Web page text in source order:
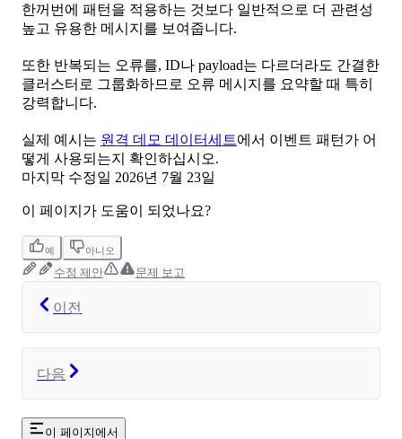
한꺼번에 패턴을 적용하는 것보다 일반적으로 더 관련성
높고 유용한 메시지를 보여줍니다.
또한 반복되는 오류를, ID나 payload는 다르더라도 간결한
클러스터로 그룹화하므로 오류 메시지를 요약할 때 특히
강력합니다.
실제 예시는 원격 데모 데이터세트에서 이벤트 패턴가 어
떻게 사용되는지 확인하십시오.
마지막 수정일 2026년 7월 23일
이 페이지가 도움이 되었나요?
예 아니오
수정 제안 문제 보고
이전
다음
이 페이지에서